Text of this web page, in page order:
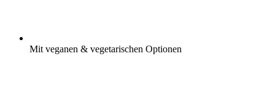
Mit veganen & vegetarischen Optionen